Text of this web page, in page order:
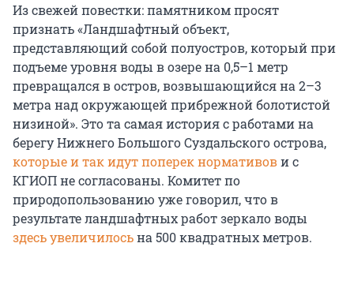
Из свежей повестки: памятником просят
признать «Ландшафтный объект,
представляющий собой полуостров, который при
подъеме уровня воды в озере на 0,5–1 метр
превращался в остров, возвышающийся на 2–3
метра над окружающей прибрежной болотистой
низиной». Это та самая история с работами на
берегу Нижнего Большого Суздальского острова,
которые и так идут поперек нормативови с
КГИОП не согласованы. Комитет по
природопользованию уже говорил, что в
результате ландшафтных работ зеркало воды
здесь увеличилосьна 500 квадратных метров.